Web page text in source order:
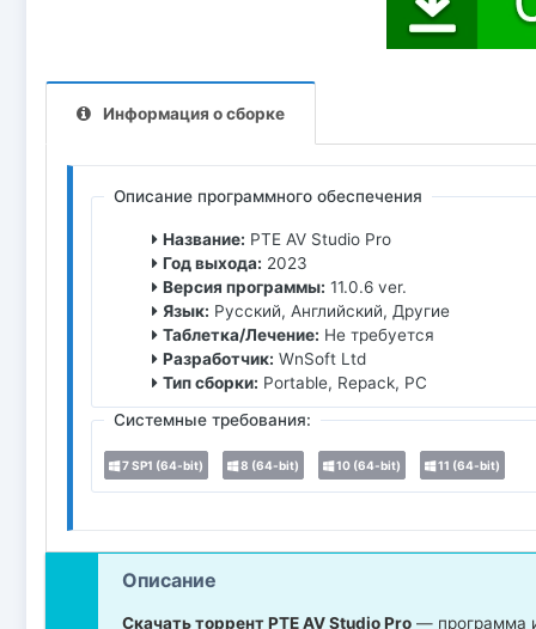
Информация о сборке
Описание программного обеспечения
Название: PTE AV Studio Pro
Год выхода: 2023
Версия программы: 11.0.6 ver.
Язык: Русский, Английский, Другие
Таблетка/Лечение: Не требуется
Разработчик: WnSoft Ltd
Тип сборки: Portable, Repack, PC
Системные требования:
7 SP1 (64-bit) 8 (64-bit) 10 (64-bit) 11 (64-bit)
Описание
Скачать торрент PTE AV Studio Pro— программа